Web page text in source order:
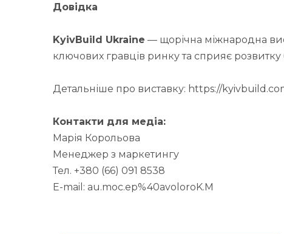
Довідка
KyivBuild Ukraine — щорічна міжнародна
ключових гравців ринку та сприяє розвитку
Детальніше про виставку: https://
Контакти для медіа:
Марія Корольова
Менеджер з маркетингу
Тел. +380 (66) 091 8538
E-mail: au.moc.ep%40avoloroK.M